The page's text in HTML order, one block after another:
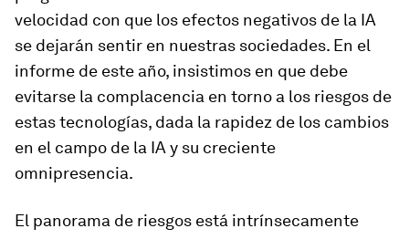
velocidad con que los efectos negativos de la IA
se dejarán sentir en nuestras sociedades. En el
informe de este año, insistimos en que debe
evitarse la complacencia en torno a los riesgos de
estas tecnologías, dada la rapidez de los cambios
en el campo de la IA y su creciente
omnipresencia.
El panorama de riesgos está intrínsecamente